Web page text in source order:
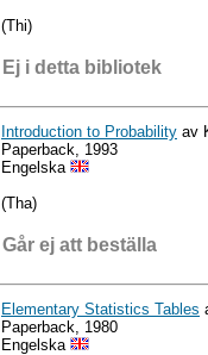
(Thi)
Ej i detta bibliotek
Introduction to Probability av
Paperback, 1993
Engelska
(Tha)
Går ej att beställa
Elementary Statistics Tables
Paperback, 1980
Engelska